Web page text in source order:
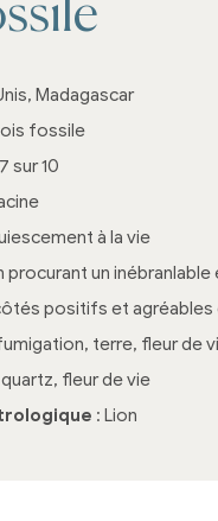
Madagascar
fossile
sur 10
à la vie
un inébranlable
positifs et agréables
terre, fleur de
fleur de vie
: Lion